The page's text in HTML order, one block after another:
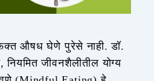
औषध घेणे पुरेसे नाही. डॉ.
नियमित जीवनशैलीतील योग्य